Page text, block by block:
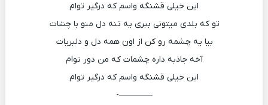
این خیلی قشنگه واسم که درگیر توام
تو که بلدی میتونی ببری یه تنه دل منو با چشات
بیا یه چشمه رو کن از اون همه دل و دلبریات
آخه جاذبه داره چشمات که من دور توام
این خیلی قشنگه واسم که درگیر توام
————-